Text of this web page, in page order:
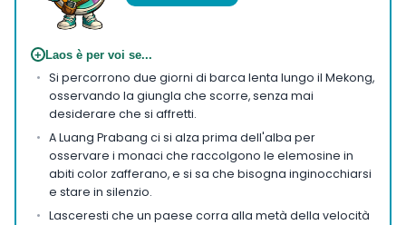
+ Laos è per voi se...
Si percorrono due giorni di barca lenta lungo il Mekong,
osservando la giungla che scorre, senza mai
desiderare che si affretti.
A Luang Prabang ci si alza prima dell'alba per
osservare i monaci che raccolgono le elemosine in
abiti color zafferano, e si sa che bisogna inginocchiarsi
e stare in silenzio.
Lasceresti che un paese corra alla metà della velocità